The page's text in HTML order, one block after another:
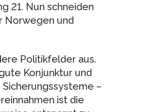
21. Nun schneiden
Norwegen und
Politikfelder aus.
Konjunktur und
–
ist die